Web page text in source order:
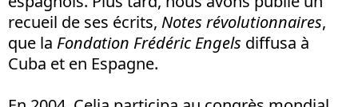
recueil de ses écrits, Notes révolutionnaires,
que la Fondation Frédéric Engels diffusa à
Cuba et en Espagne.